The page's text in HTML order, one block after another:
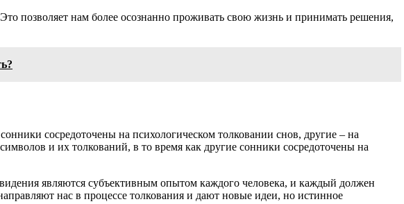
позволяет нам более осознанно проживать свою жизнь и принимать решения,
сосредоточены на психологическом толковании снов, другие – на
и их толкований, в то время как другие сонники сосредоточены на
являются субъективным опытом каждого человека, и каждый должен
нас в процессе толкования и дают новые идеи, но истинное